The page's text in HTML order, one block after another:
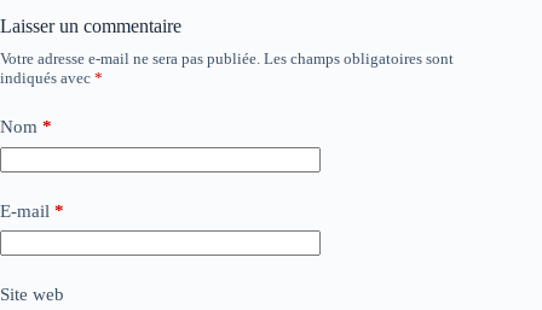
Laisser un commentaire
Votre adresse e-mail ne sera pas publiée. Les champs obligatoires sont
indiqués avec *
Nom *
E-mail *
Site web